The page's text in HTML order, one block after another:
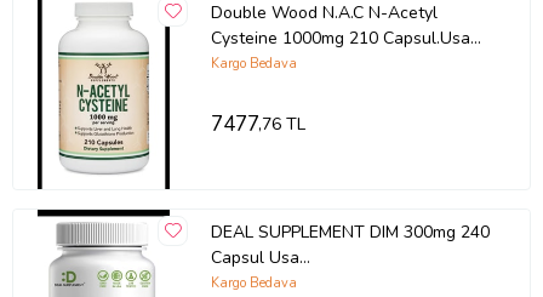
* Gelişmiş uy-ku kalitesi, zihin-sel durum iyileş-tirmesi
* Ka-lp fon-ksiyonunu iyi-leştirir, biliş-sel ye-teneği geliş-tirir
* Günde 3 kapsül alın, 40 günlük tedarik
EXP:11.2025
Ürün Kodu:kcm51326680
Double Wood N.A.C N-Acetyl
Cysteine 1000mg 210 Capsul.Usa
Menşei,Tr Tek Yetkili SATICISI
(Renksiz)
Kargo Bedava
7477,76 TL
DEAL SUPPLEMENT DIM 300mg 240
Capsul Usa
Kargo Bedava